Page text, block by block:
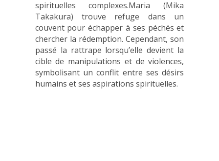
spirituelles complexes.Maria (Mika
Takakura) trouve refuge dans un
couvent pour échapper à ses péchés et
chercher la rédemption. Cependant, son
passé la rattrape lorsqu’elle devient la
cible de manipulations et de violences,
symbolisant un conflit entre ses désirs
humains et ses aspirations spirituelles.